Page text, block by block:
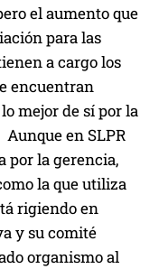
el aumento que
para las
a cargo los
encuentran
mejor de sí por la
en SLPR
por la gerencia,
la que utiliza
rigiendo en
y su comité
organismo al